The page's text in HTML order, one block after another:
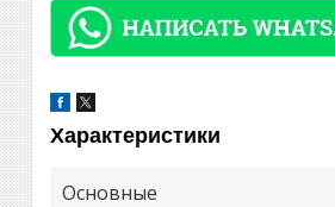
Характеристики
Основные